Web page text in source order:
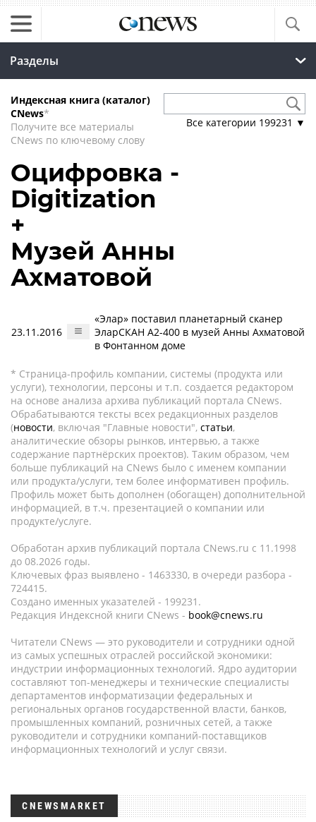
Разделы
Индексная книга (каталог)
CNews*
Получите все материалы
CNews по ключевому слову
Все категории 199231 ▼
Оцифровка -
Digitization
+
Музей Анны
Ахматовой
23.11.2016
«Элар» поставил планетарный сканер
ЭларСКАН А2-400 в музей Анны Ахматовой
в Фонтанном доме
* Страница-профиль компании, системы (продукта или
услуги), технологии, персоны и т.п. создается редактором
на основе анализа архива публикаций портала CNews.
Обрабатываются тексты всех редакционных разделов
(новости, включая "Главные новости", статьи,
аналитические обзоры рынков, интервью, а также
содержание партнёрских проектов). Таким образом, чем
больше публикаций на CNews было с именем компании
или продукта/услуги, тем более информативен профиль.
Профиль может быть дополнен (обогащен) дополнительной
информацией, в т.ч. презентацией о компании или
продукте/услуге.
Обработан архив публикаций портала CNews.ru c 11.1998
до 08.2026 годы.
Ключевых фраз выявлено - 1463330, в очереди разбора -
724415.
Создано именных указателей - 199231.
Редакция Индексной книги CNews - book@cnews.ru
Читатели CNews — это руководители и сотрудники одной
из самых успешных отраслей российской экономики:
индустрии информационных технологий. Ядро аудитории
составляют топ-менеджеры и технические специалисты
департаментов информатизации федеральных и
региональных органов государственной власти, банков,
промышленных компаний, розничных сетей, а также
руководители и сотрудники компаний-поставщиков
информационных технологий и услуг связи.
CNEWSMARKET